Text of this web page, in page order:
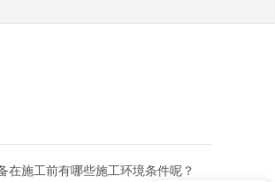
在施工前有哪些施工环境条件呢？